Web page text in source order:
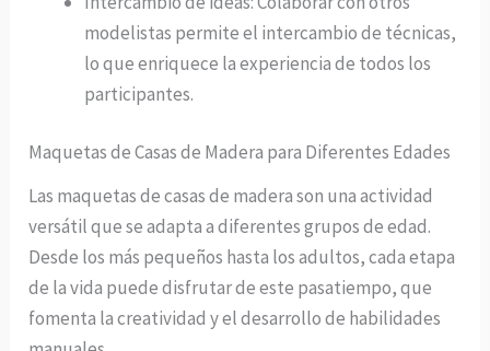
modelistas permite el intercambio de técnicas,
lo que enriquece la experiencia de todos los
participantes.
Maquetas de Casas de Madera para Diferentes Edades
Las maquetas de casas de madera son una actividad
versátil que se adapta a diferentes grupos de edad.
Desde los más pequeños hasta los adultos, cada etapa
de la vida puede disfrutar de este pasatiempo, que
fomenta la creatividad y el desarrollo de habilidades